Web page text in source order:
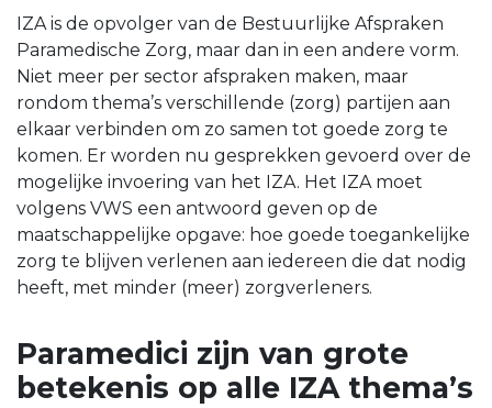
IZA is de opvolger van de Bestuurlijke Afspraken
Paramedische Zorg, maar dan in een andere vorm.
Niet meer per sector afspraken maken, maar
rondom thema’s verschillende (zorg) partijen aan
elkaar verbinden om zo samen tot goede zorg te
komen. Er worden nu gesprekken gevoerd over de
mogelijke invoering van het IZA. Het IZA moet
volgens VWS een antwoord geven op de
maatschappelijke opgave: hoe goede toegankelijke
zorg te blijven verlenen aan iedereen die dat nodig
heeft, met minder (meer) zorgverleners.
Paramedici zijn van grote
betekenis op alle IZA thema’s